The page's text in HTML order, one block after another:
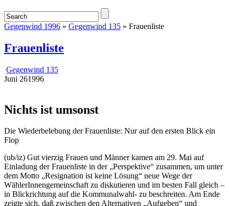
Gegenwind 1996 » Gegenwind 135 » Frauenliste
Frauenliste
Gegenwind 135
Juni 261996
Nichts ist umsonst
Die Wiederbelebung der Frauenliste: Nur auf den ersten Blick ein
Flop
(ub/iz) Gut vierzig Frauen und Männer kamen am 29. Mai auf
Einladung der Frauenliste in der „Perspektive“ zusammen, um unter
dem Motto „Resignation ist keine Lösung“ neue Wege der
WählerInnengemeinschaft zu diskutieren und im besten Fall gleich –
in Blickrichtung auf die Kommunalwahl- zu beschreiten. Am Ende
zeigte sich, daß zwischen den Alternativen „Aufgeben“ und